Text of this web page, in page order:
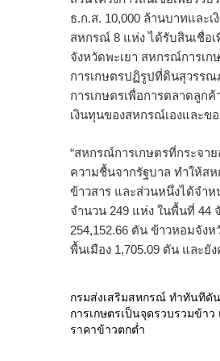
ธ.ก.ส. 10,000 ล้านบาทและ
สหกรณ์ 8 แห่ง ได้รับสินเชื่อ
จังหวัดพะเยา สหกรณ์การ
การเกษตรปฏิรูปที่ดินสุวรร
การเกษตรเพื่อการตลาดลูก
เงินทุนของสหกรณ์เองและข
“สหกรณ์การเกษตรที่กระจา
ความชื้นจากรัฐบาล ทำให้ส
ข้าวสาร และส่วนหนึ่งได้จำ
จำนวน 249 แห่ง ในพื้นที่ 44
254,152.66 ตัน ข้าวหอมจัง
พื้นเมือง 1,705.09 ตัน และยั
กรมส่งเสริมสหกรณ์ ทำทันทีดั
การเกษตรเป็นจุดรวบรวมข้า
ราคาข้าวตกต่ำ